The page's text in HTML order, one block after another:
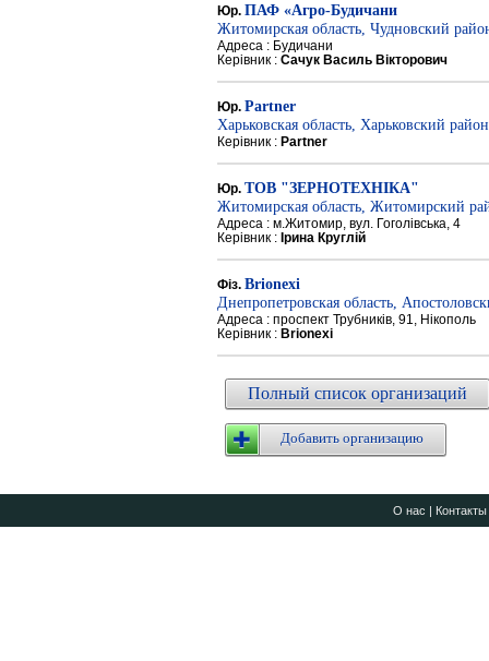
Юр. ПАФ «Агро-Будичани
Житомирская область, Чудновский
Адреса : Будичани
Керівник : Сачук Василь Вікторович
Юр. Partner
Харьковская область, Харьковский район
Керівник : Partner
Юр. ТОВ "ЗЕРНОТЕХНІКА"
Житомирская область, Житомирский
Адреса : м.Житомир, вул. Гоголівська, 4
Керівник : Ірина Круглій
Фіз. Brionexi
Днепропетровская область,
Адреса : проспект Трубників, 91, Нікополь
Керівник : Brionexi
Полный список организаций
Добавить организацию
О нас | Контакты